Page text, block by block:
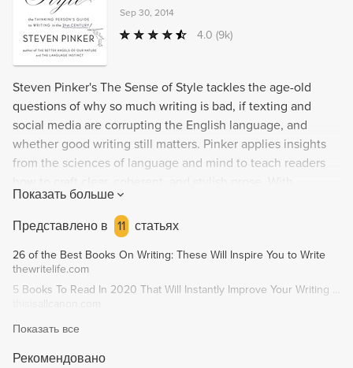
Sep 30, 2014
4.0 (9k)
Steven Pinker's The Sense of Style tackles the age-old
questions of why so much writing is bad, if texting and
social media are corrupting the English language, and
whether good writing still matters. Pinker applies insights
from the sciences of language and mind to teach readers
examples of great and gruesome writing, Pinker shows us
how mastering the art of writing can be both pleasurable
and intellectually stimulating.
Показать больше
Представлено в
11 статьях
26 of the Best Books On Writing: These Will Inspire You to Write
thewritelife.com
5 Books To Read In 2020 That Will Instantly Improve Your Writing — IAN CANON
Показать все
Рекомендовано